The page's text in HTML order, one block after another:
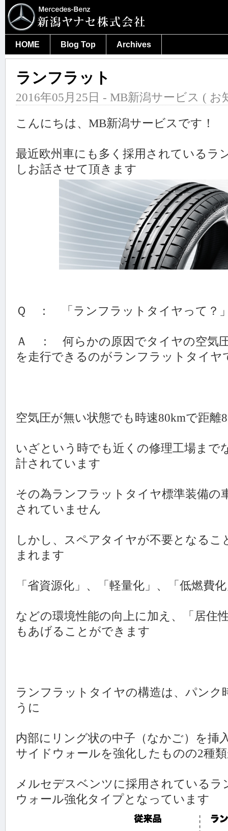
HOME Blog Top Archives
ランフラット
2016年05月25日 - MB新潟サービス ( お
こんにちは、MB新潟サービスです！
最近欧州車にも多く採用されているラ
しお話させて頂きます
Ｑ ： 「ランフラットタイヤって？
Ａ ： 何らかの原因でタイヤの空気
を走行できるのがランフラットタイヤ
空気圧が無い状態でも時速80kmで距離
いざという時でも近くの修理工場まで
計されています
その為ランフラットタイヤ標準装備の
されていません
しかし、スペアタイヤが不要となる
まれます
「省資源化」、「軽量化」、「低燃費
などの環境性能の向上に加え、「居住
もあげることができます
ランフラットタイヤの構造は、パン
うに
内部にリング状の中子（なかご）を挿
サイドウォールを強化したものの2種
メルセデスベンツに採用されている
ウォール強化タイプとなっています